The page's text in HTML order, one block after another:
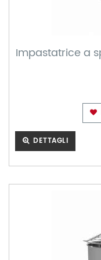
Impastatrice a
DETTAGLI